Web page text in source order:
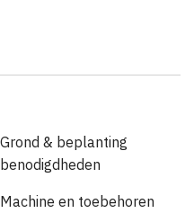
Grond & beplanting
benodigdheden
Machine en toebehoren